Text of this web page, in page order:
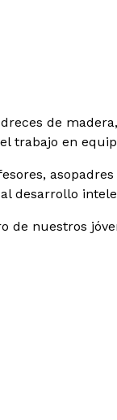
de
trabajo en
desarrollo
de nuestros